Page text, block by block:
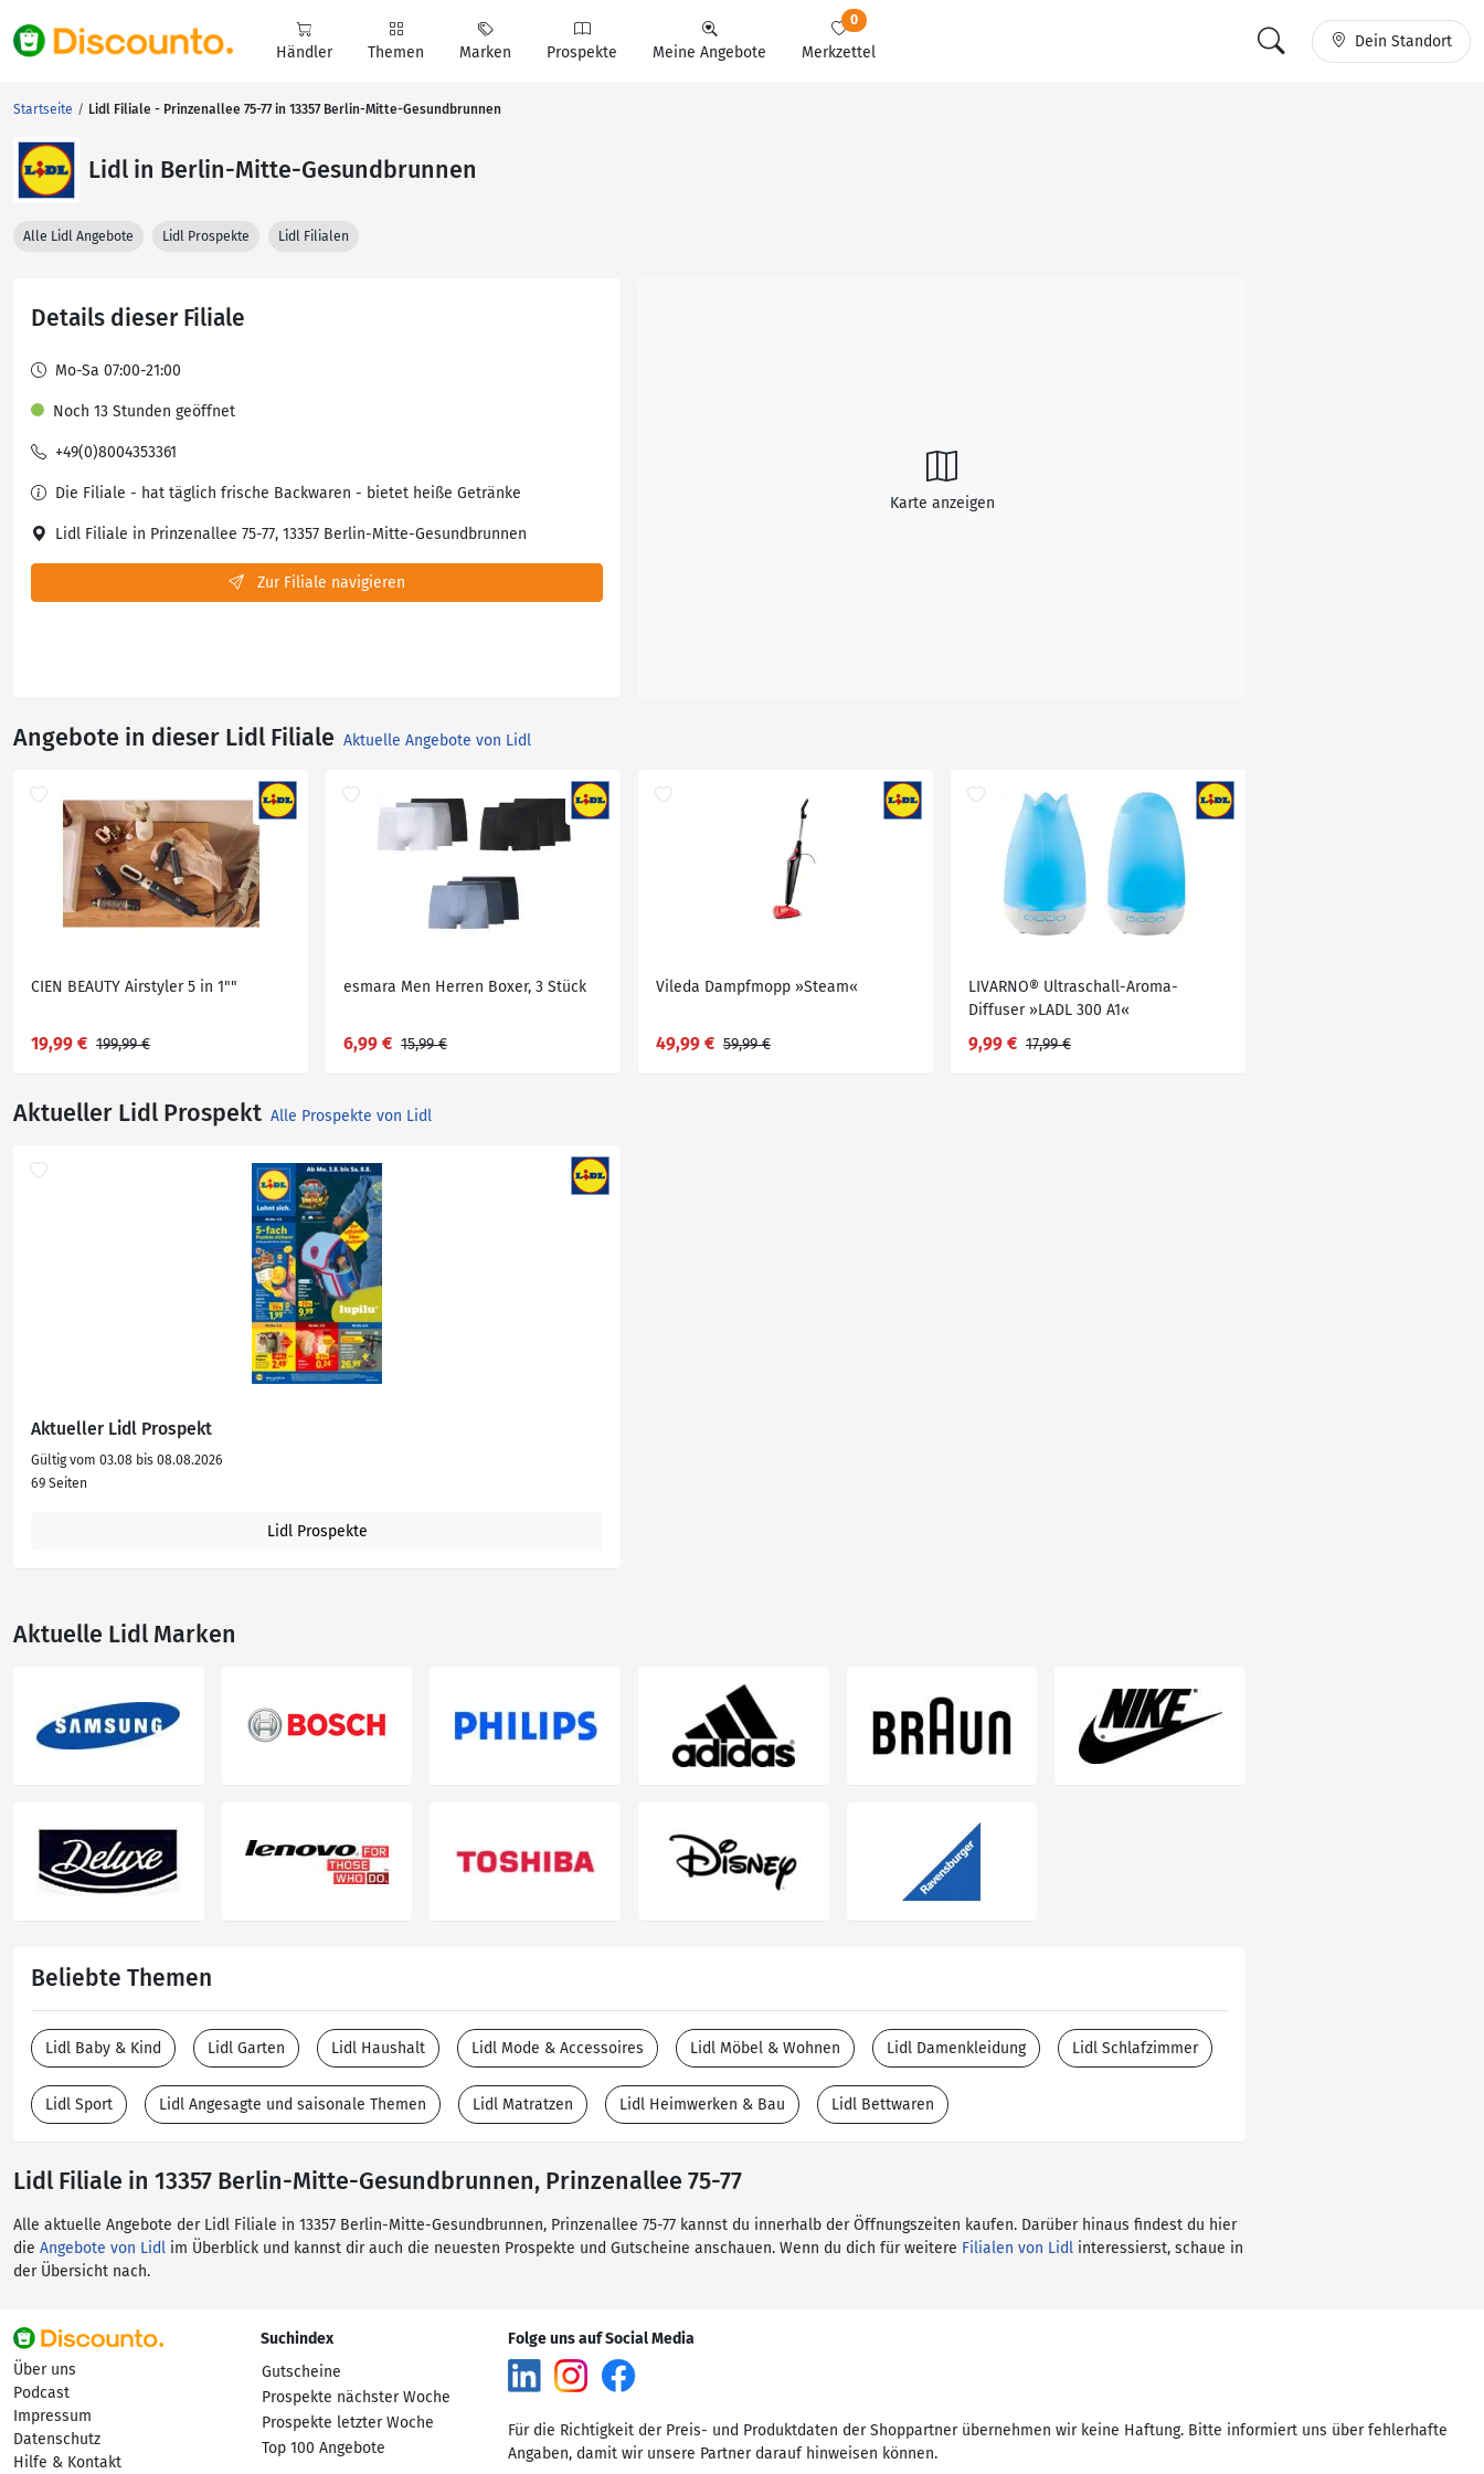
Händler Themen Marken Prospekte Meine Angebote Merkzettel
0
Dein Standort
Startseite Lidl Filiale - Prinzenallee 75-77 in 13357 Berlin-Mitte-Gesundbrunnen
Lidl in Berlin-Mitte-Gesundbrunnen
Alle Lidl Angebote Lidl Prospekte Lidl Filialen
Details dieser Filiale
Mo-Sa 07:00-21:00
Noch 13 Stunden geöffnet
+49(0)8004353361
Die Filiale - hat täglich frische Backwaren - bietet heiße Getränke
Lidl Filiale in Prinzenallee 75-77, 13357 Berlin-Mitte-Gesundbrunnen
Zur Filiale navigieren
Karte anzeigen
Angebote in dieser Lidl Filiale Aktuelle Angebote von Lidl
CIEN BEAUTY Airstyler 5 in 1""
19,99 € 199,99 €
esmara Men Herren Boxer, 3 Stück
6,99 € 15,99 €
Vileda Dampfmopp »Steam«
49,99 € 59,99 €
LIVARNO® Ultraschall-Aroma-
Diffuser »LADL 300 A1«
9,99 € 17,99 €
Aktueller Lidl Prospekt Alle Prospekte von Lidl
Aktueller Lidl Prospekt
Gültig vom 03.08 bis 08.08.2026
69 Seiten
Lidl Prospekte
Aktuelle Lidl Marken
Beliebte Themen
Lidl Baby & Kind Lidl Garten Lidl Haushalt Lidl Mode & Accessoires Lidl Möbel & Wohnen Lidl Damenkleidung Lidl Schlafzimmer
Lidl Sport Lidl Angesagte und saisonale Themen Lidl Matratzen Lidl Heimwerken & Bau Lidl Bettwaren
Lidl Filiale in 13357 Berlin-Mitte-Gesundbrunnen, Prinzenallee 75-77
Alle aktuelle Angebote der Lidl Filiale in 13357 Berlin-Mitte-Gesundbrunnen, Prinzenallee 75-77 kannst du innerhalb der Öffnungszeiten kaufen. Darüber hinaus findest du hier
die Angebote von Lidl im Überblick und kannst dir auch die neuesten Prospekte und Gutscheine anschauen. Wenn du dich für weitere Filialen von Lidl interessierst, schaue in
der Übersicht nach.
Über uns
Podcast
Impressum
Datenschutz
Hilfe & Kontakt
Suchindex
Gutscheine
Prospekte nächster Woche
Prospekte letzter Woche
Top 100 Angebote
Folge uns auf Social Media
Für die Richtigkeit der Preis- und Produktdaten der Shoppartner übernehmen wir keine Haftung. Bitte informiert uns über fehlerhafte
Angaben, damit wir unsere Partner darauf hinweisen können.